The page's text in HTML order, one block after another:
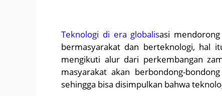
Teknologi di era globalisasi
bermasyarakat dan berteknologi, hal
mengikuti alur dari perkembangan
masyarakat akan berbondong-
sehingga bisa disimpulkan bahwa